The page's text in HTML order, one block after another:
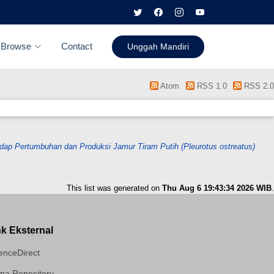
Browse Contact Unggah Mandiri
Atom RSS 1.0 RSS 2.0
Pertumbuhan dan Produksi Jamur Tiram Putih (Pleurotus ostreatus)
This list was generated on Thu Aug 6 19:43:34 2026 WIB.
Eksternal